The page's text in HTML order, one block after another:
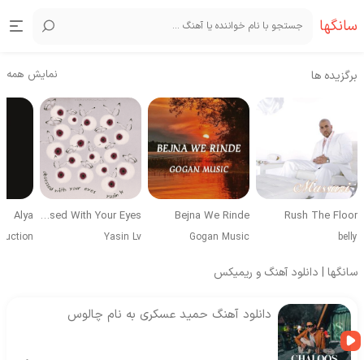
سانگها
برگزیده ها نمایش همه
Rush The Floor
belly
Bejna We Rinde
Gogan Music
Obsessed With Your Eyes
Yasin Lv
Alya
سانگها | دانلود آهنگ و ریمیکس
دانلود آهنگ حمید عسکری به نام چالوس